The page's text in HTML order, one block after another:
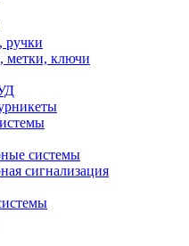
ручки
метки, ключи
системы
сигнализация